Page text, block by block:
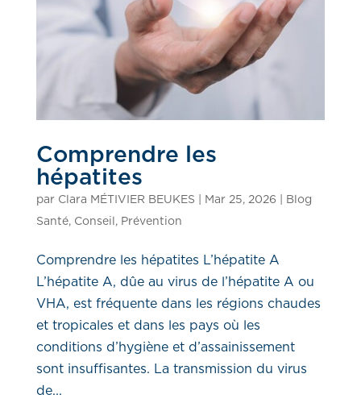
Comprendre les
hépatites
par Clara MÉTIVIER BEUKES Mar 25, 2026
Blog
Santé, Conseil , Prévention
Comprendre les hépatites L’hépatite A
L’hépatite A, dûe au virus de l’hépatite A ou
VHA, est fréquente dans les régions chaudes
et tropicales et dans les pays où les
conditions d’hygiène et d’assainissement
sont insuffisantes. La transmission du virus
de...